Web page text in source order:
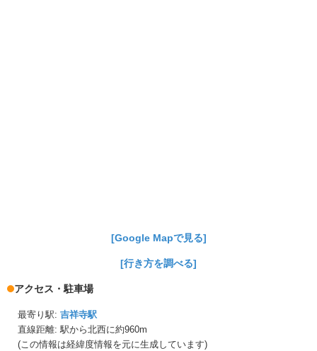
[Google Mapで見る]
[行き方を調べる]
アクセス・駐車場
最寄り駅: 吉祥寺駅
直線距離: 駅から北西に約960m
(この情報は経緯度情報を元に生成しています)